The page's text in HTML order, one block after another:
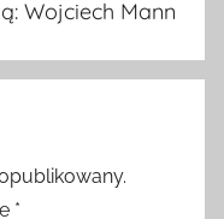
Wojciech Mann
*